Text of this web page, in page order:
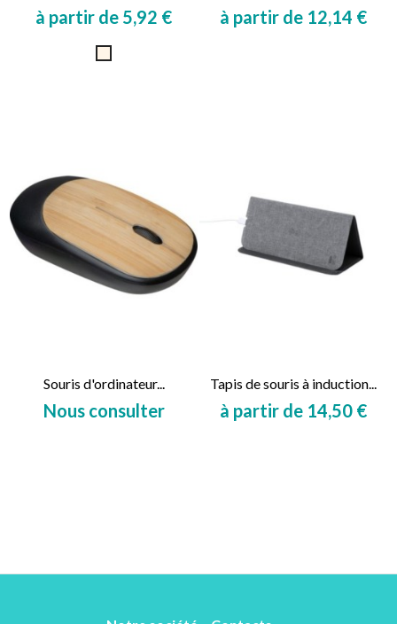
Prix
à partir de 5,92 € à partir de 12,14 €
Souris d'ordinateur...
Nous consulter
Tapis de souris à induction...
à partir de 14,50 €